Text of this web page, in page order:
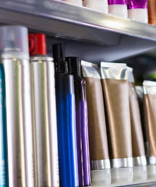
Le smartphone nuit-il à
l'apprentissage de la
lecture ?
Mordue par une tique en
vacances, elle reste dans
le coma pendant 42 jours